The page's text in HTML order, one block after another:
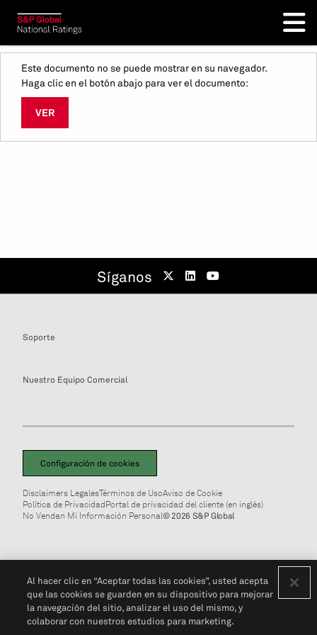
Este documento no se puede mostrar en su navegador.
Haga clic en el botón abajo para ver el documento:
VER
Síganos
Soporte
Nuestro Equipo Comercial
Configuración de cookies
Disclaimers LegalesTérminos de UsoAviso de Cookie
Política de PrivacidadPortal de privacidad del cliente (en inglés)
No Vendan Mi Información Personal© 2026 S&P Global
Al hacer clic en “Aceptar todas las cookies”, usted acepta
que las cookies se guarden en su dispositivo para mejorar
la navegación del sitio, analizar el uso del mismo, y
colaborar con nuestros estudios para marketing.